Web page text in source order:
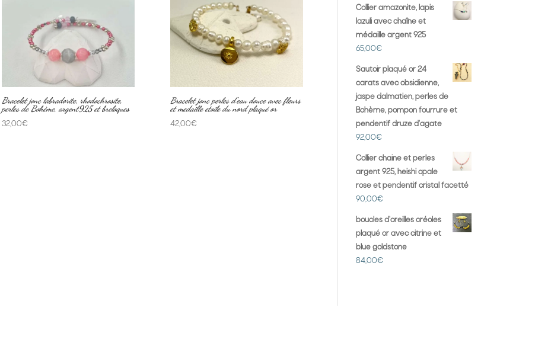
Bracelet jonc labradorite, rhodochrosite,
perles de Bohème, argent925 et breloques
32,00€
Bracelet jonc perles d’eau douce avec fleurs
et medaille etoile du nord plaqué or
42,00€
Collier amazonite, lapis
lazuli avec chaîne et
médaille argent 925
65,00€
Sautoir plaqué or 24
carats avec obsidienne,
jaspe dalmatien, perles de
Bohème, pompon fourrure et
pendentif druze d'agate
92,00€
Collier chaine et perles
argent 925, heishi opale
rose et pendentif cristal facetté
90,00€
boucles d'oreilles créoles
plaqué or avec citrine et
blue goldstone
84,00€